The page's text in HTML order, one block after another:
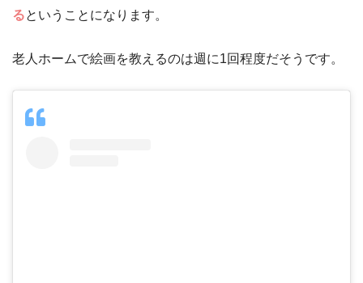
るということになります。
老人ホームで絵画を教えるのは週に1回程度だそうです。